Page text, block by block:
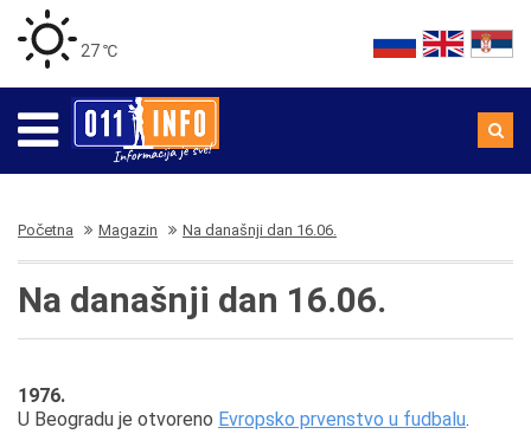
27 ℃
Početna Magazin Na današnji dan 16.06.
Na današnji dan 16.06.
1976.
U Beogradu je otvoreno Evropsko prvenstvo u fudbalu.